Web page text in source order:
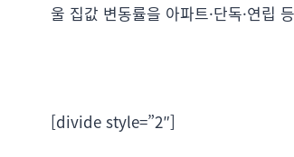
울 집값 변동률을 아파트·단독·연립
[divide style=”2″]